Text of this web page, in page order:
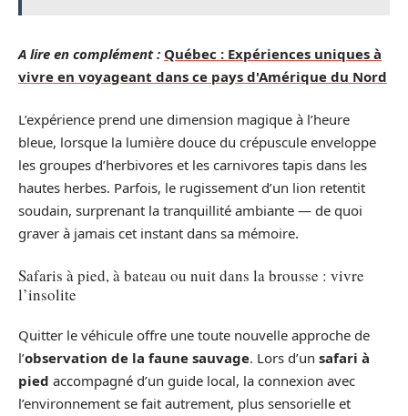
A lire en complément : Québec : Expériences uniques à
vivre en voyageant dans ce pays d'Amérique du Nord
L’expérience prend une dimension magique à l’heure
bleue, lorsque la lumière douce du crépuscule enveloppe
les groupes d’herbivores et les carnivores tapis dans les
hautes herbes. Parfois, le rugissement d’un lion retentit
soudain, surprenant la tranquillité ambiante — de quoi
graver à jamais cet instant dans sa mémoire.
Safaris à pied, à bateau ou nuit dans la brousse : vivre
l’insolite
Quitter le véhicule offre une toute nouvelle approche de
l’observation de la faune sauvage. Lors d’un safari à
pied accompagné d’un guide local, la connexion avec
l’environnement se fait autrement, plus sensorielle et